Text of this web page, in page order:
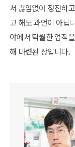
서 끊임없이 정진하
고 해도 과언이 아닙
야에서 탁월한 업적
해 마련된 상입니다.